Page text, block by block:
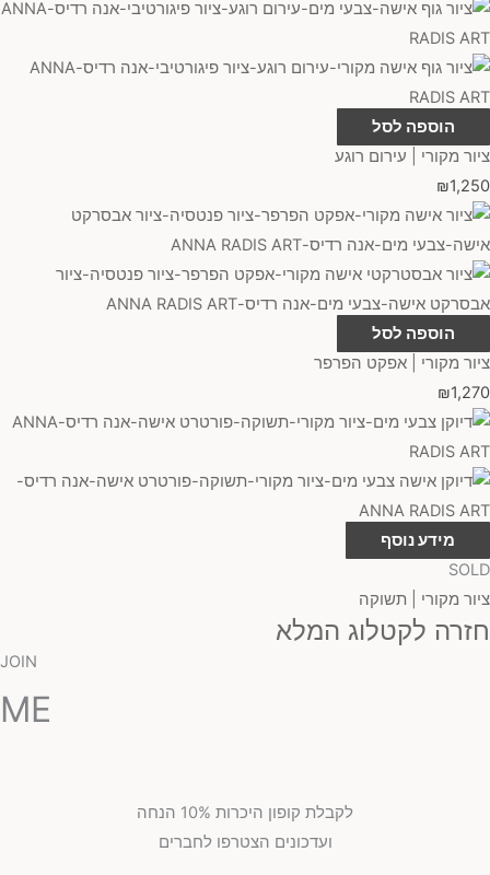
הוספה לסל
ציור מקורי | עירום רוגע
₪1,250
הוספה לסל
ציור מקורי | אפקט הפרפר
₪1,270
מידע נוסף
SOLD
ציור מקורי | תשוקה
חזרה לקטלוג המלא
JOIN
ME
לקבלת קופון היכרות 10% הנחה
ועדכונים הצטרפו לחברים